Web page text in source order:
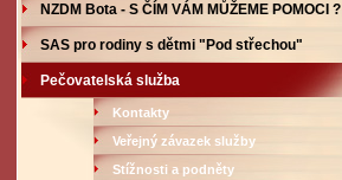
NZDM Bota - S ČÍM VÁM MŮŽEME POMOCI ?
SAS pro rodiny s dětmi "Pod střechou"
Pečovatelská služba
Kontakty
Veřejný závazek služby
Stížnosti a podněty